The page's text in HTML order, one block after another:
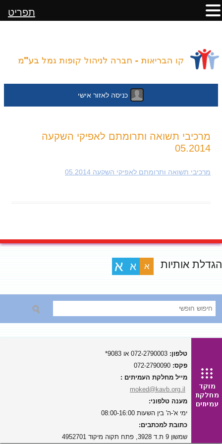
כניסה לאזור אישי
לתוכן
מרכיבי תשואה ותרומתם לאפיקי השקעה
05.2014
מרכיבי תשואה ותרומתם לאפיקי השקעה 05.2014
הגדלת אותיות א א א
טלפון:
פקס:
מייל מחלקת העמיתים :
moked@kavb.org.il
מענה טלפוני:
ימי א'-ה' בין השעות 08:00-16:00
כתובת למכתבים:
שמשון 9 ת.ד 3928, פתח תקוה מיקוד 4952701
תפריט